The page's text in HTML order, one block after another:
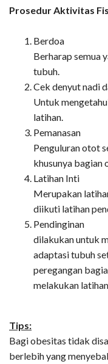
Prosedur Aktivitas
Berdoa
Berharap semua
tubuh.
Cek denyut nadi
Untuk
latihan.
Pemanasan
Penguluran otot
khusunya bagian
Latihan Inti
Merupakan
diikuti latihan
Pendinginan
dilakukan untuk
adaptasi tubuh
peregangan
melakukan
Tips:
Bagi obesitas tidak
berlebih yang